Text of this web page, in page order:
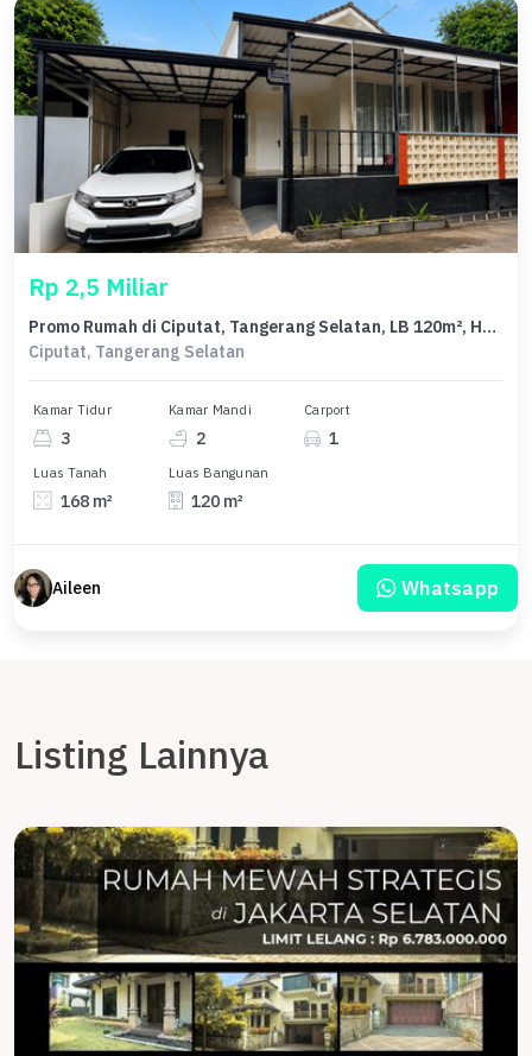
Rp 2,5 Miliar
Promo Rumah di Ciputat, Tangerang Selatan, LB 120m², Harga 2,5 Miliar
Ciputat, Tangerang Selatan
Kamar Tidur
3
Kamar Mandi
2
Carport
1
Luas Tanah
168 m²
Luas Bangunan
120 m²
Aileen Whatsapp
Listing Lainnya